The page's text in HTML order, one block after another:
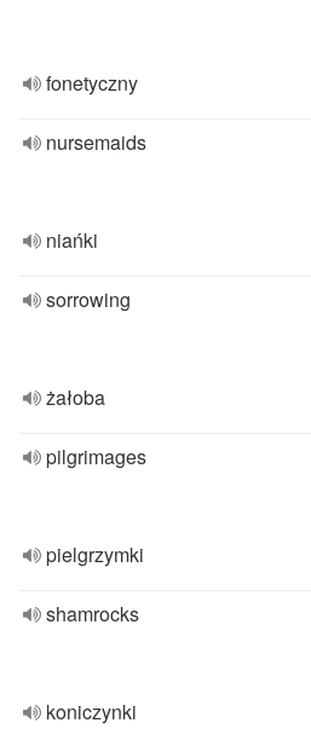
fonetyczny
nursemaids
niańki
sorrowing
żałoba
pilgrimages
pielgrzymki
shamrocks
koniczynki